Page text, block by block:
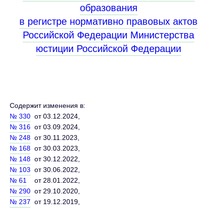
образования
в регистре нормативно правовых актов
Российской Федерации Министерства
юстиции Российской Федерации
Содержит изменения в:
№ 330 от 03.12.2024,
№ 316 от 03.09.2024,
№ 248 от 30.11.2023,
№ 168 от 30.03.2023,
№ 148 от 30.12.2022,
№ 103 от 30.06.2022,
№ 61
от 28.01.2022,
№ 290 от 29.10.2020,
№ 237 от 19.12.2019,